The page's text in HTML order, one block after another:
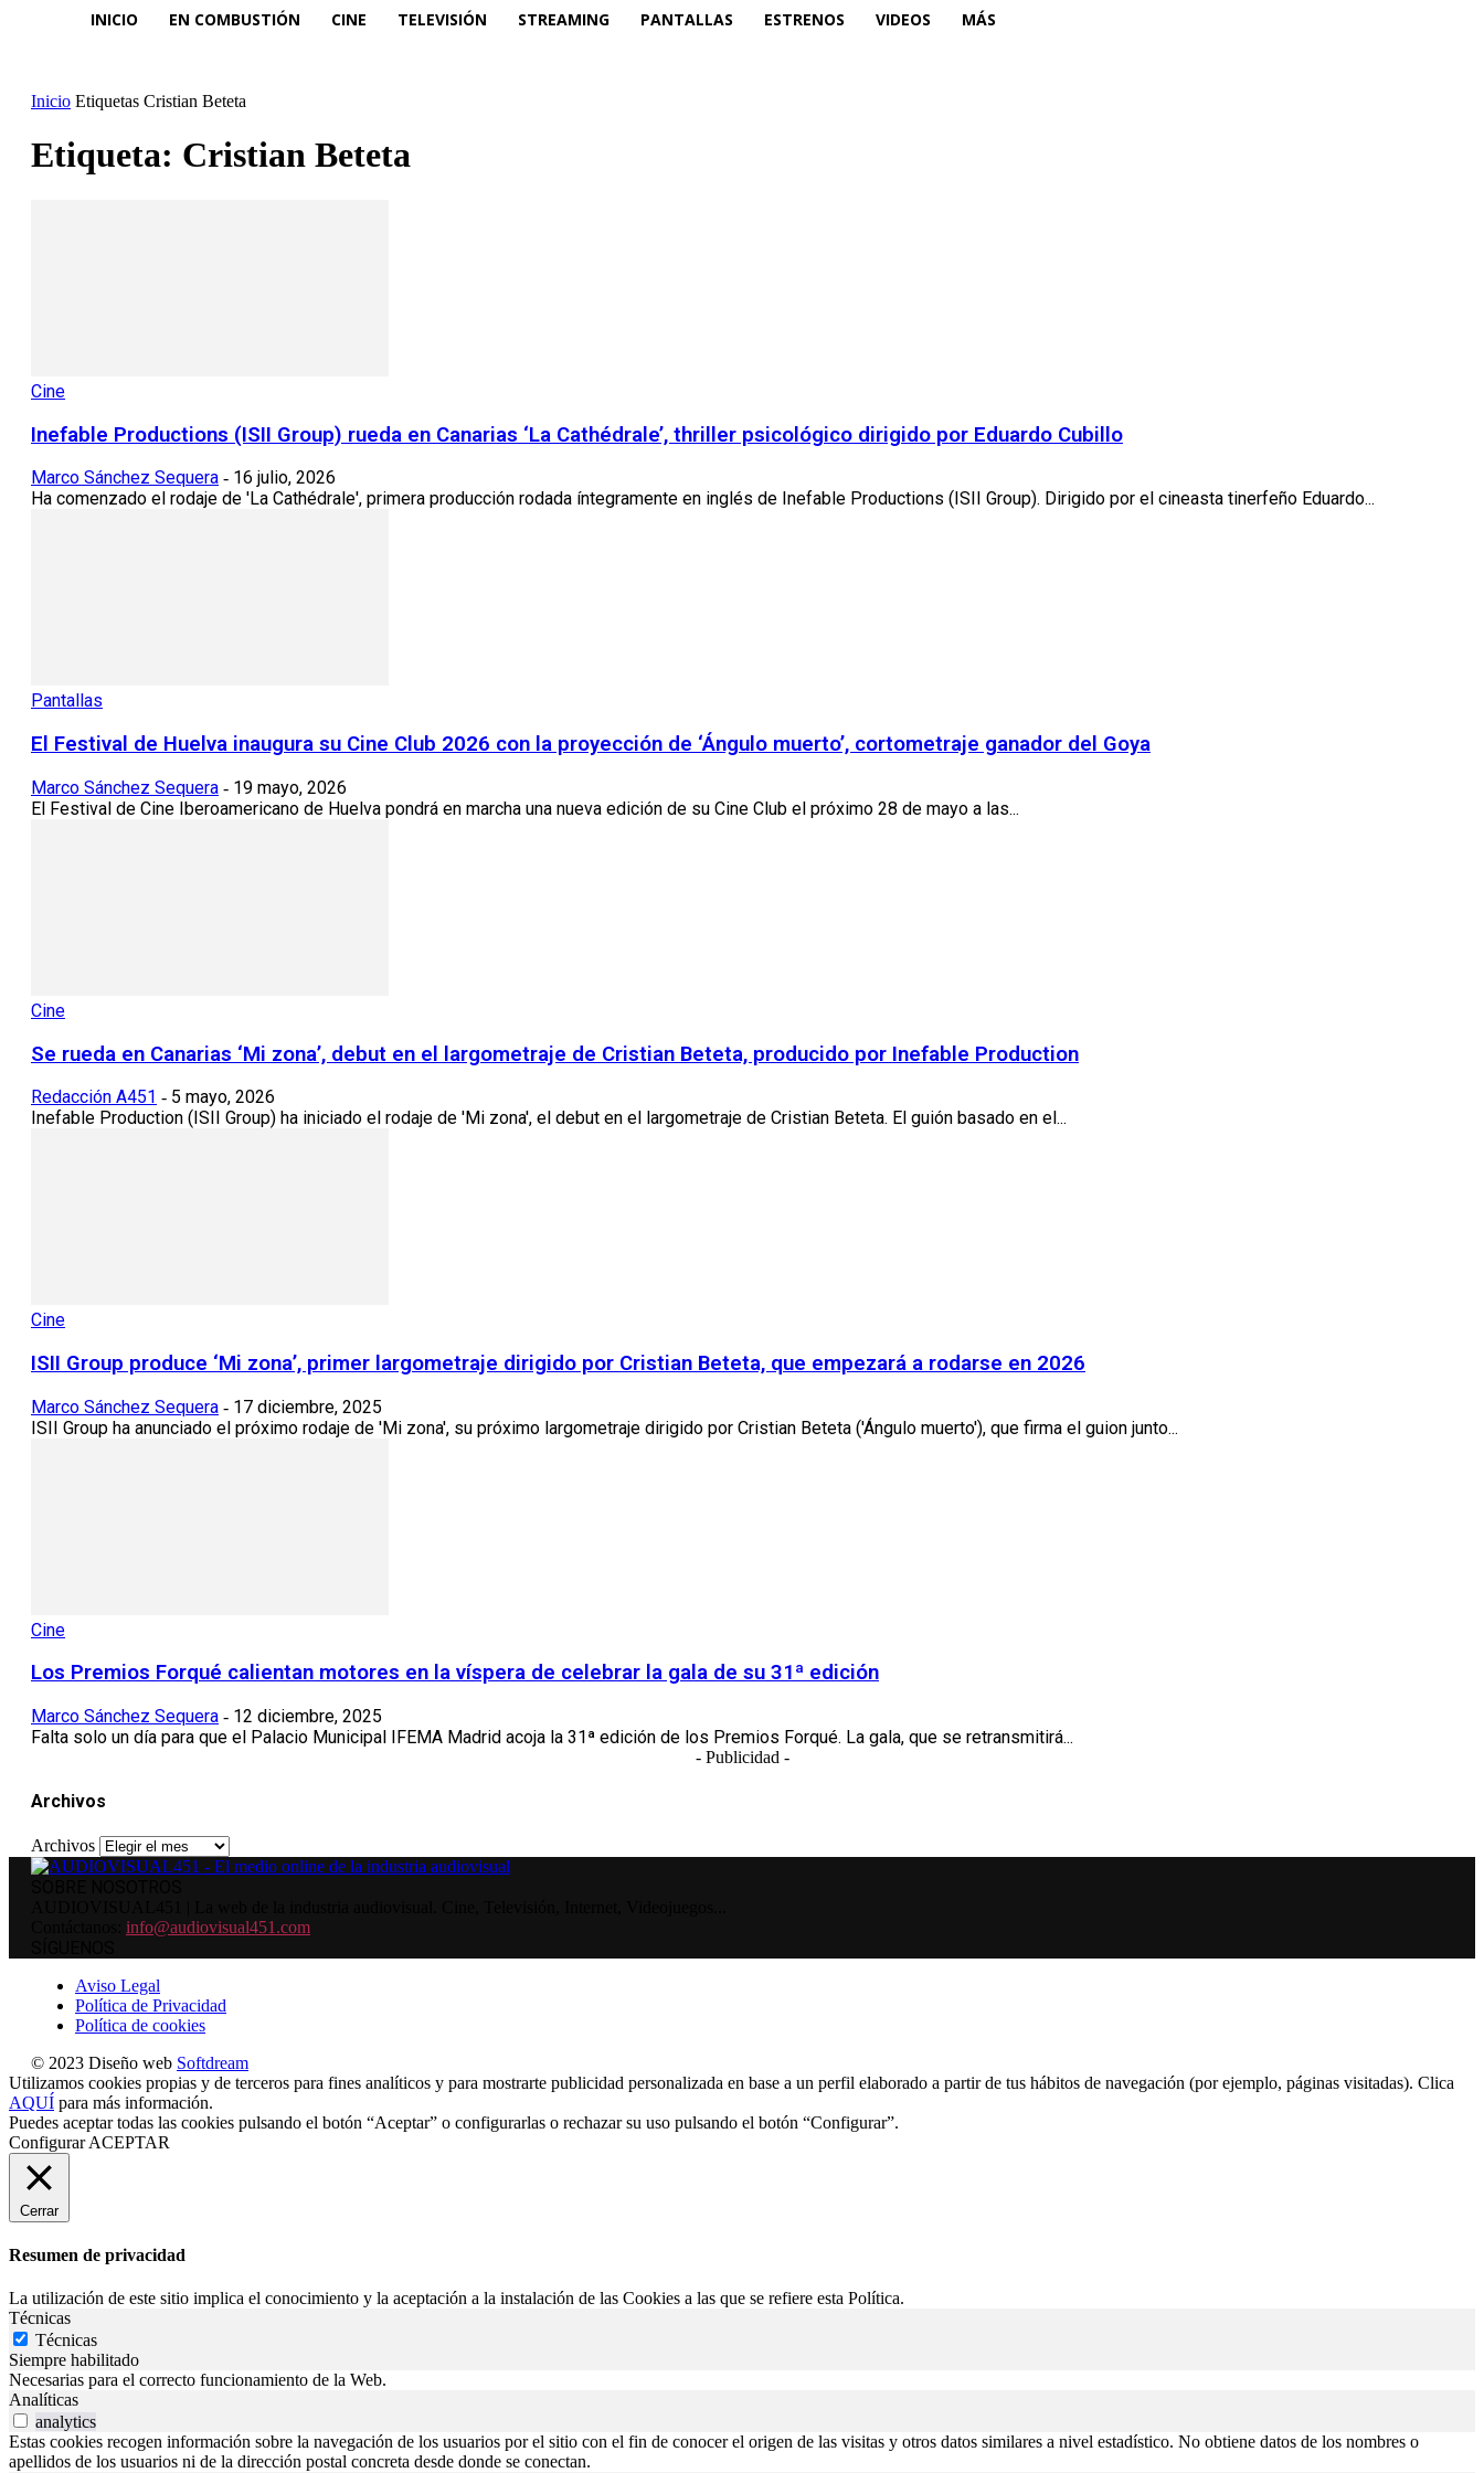
INICIO EN COMBUSTIÓN CINE TELEVISIÓN STREAMING PANTALLAS ESTRENOS VIDEOS MÁS
Inicio Etiquetas Cristian Beteta
Etiqueta: Cristian Beteta
Cine
Inefable Productions (ISII Group) rueda en Canarias ‘La Cathédrale’, thriller psicológico dirigido por Eduardo Cubillo
Marco Sánchez Sequera - 16 julio, 2026
Ha comenzado el rodaje de 'La Cathédrale', primera producción rodada íntegramente en inglés de Inefable Productions (ISII Group). Dirigido por el cineasta tinerfeño Eduardo...
Pantallas
El Festival de Huelva inaugura su Cine Club 2026 con la proyección de ‘Ángulo muerto’, cortometraje ganador del Goya
Marco Sánchez Sequera - 19 mayo, 2026
El Festival de Cine Iberoamericano de Huelva pondrá en marcha una nueva edición de su Cine Club el próximo 28 de mayo a las...
Cine
Se rueda en Canarias ‘Mi zona’, debut en el largometraje de Cristian Beteta, producido por Inefable Production
Redacción A451 - 5 mayo, 2026
Inefable Production (ISII Group) ha iniciado el rodaje de 'Mi zona', el debut en el largometraje de Cristian Beteta. El guión basado en el...
Cine
ISII Group produce ‘Mi zona’, primer largometraje dirigido por Cristian Beteta, que empezará a rodarse en 2026
Marco Sánchez Sequera - 17 diciembre, 2025
ISII Group ha anunciado el próximo rodaje de 'Mi zona', su próximo largometraje dirigido por Cristian Beteta ('Ángulo muerto'), que firma el guion junto...
Cine
Los Premios Forqué calientan motores en la víspera de celebrar la gala de su 31ª edición
Marco Sánchez Sequera - 12 diciembre, 2025
Falta solo un día para que el Palacio Municipal IFEMA Madrid acoja la 31ª edición de los Premios Forqué. La gala, que se retransmitirá...
- Publicidad -
Archivos
Archivos
info@audiovisual451.com
Aviso Legal
Política de Privacidad
Política de cookies
© 2023 Diseño web Softdream
Utilizamos cookies propias y de terceros para fines analíticos y para mostrarte publicidad personalizada en base a un perfil elaborado a partir de tus hábitos de navegación (por ejemplo, páginas visitadas). Clica
AQUÍ para más información.
Puedes aceptar todas las cookies pulsando el botón “Aceptar” o configurarlas o rechazar su uso pulsando el botón “Configurar”.
Configurar ACEPTAR
Cerrar
Resumen de privacidad
La utilización de este sitio implica el conocimiento y la aceptación a la instalación de las Cookies a las que se refiere esta Política.
Técnicas
Técnicas
Siempre habilitado
Necesarias para el correcto funcionamiento de la Web.
Analíticas
analytics
Estas cookies recogen información sobre la navegación de los usuarios por el sitio con el fin de conocer el origen de las visitas y otros datos similares a nivel estadístico. No obtiene datos de los nombres o
apellidos de los usuarios ni de la dirección postal concreta desde donde se conectan.